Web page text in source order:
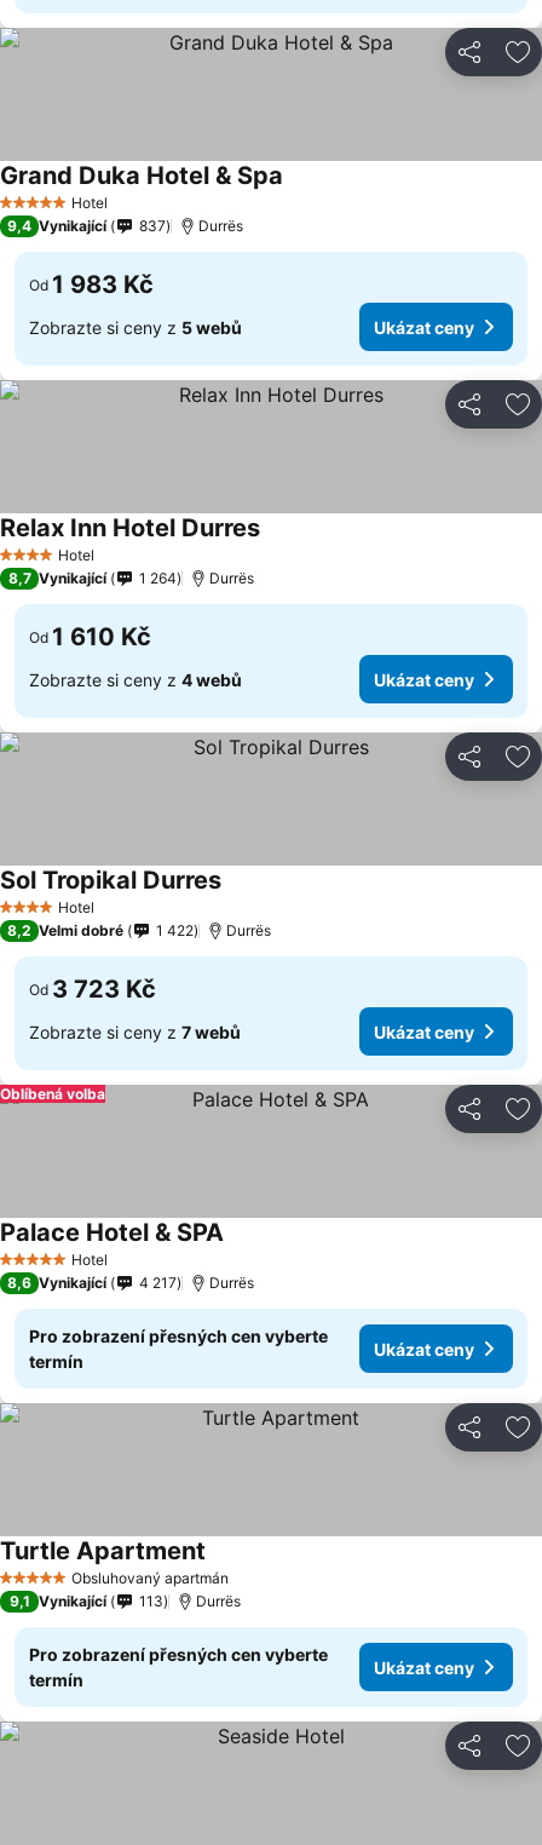
Sdílet
5 Počet hvězdiček
Hotel
Grand Duka Hotel & Spa
9,4 Vynikající 837 Durrës
Od 1 983 Kč
Zobrazte si ceny z 5 webů Ukázat ceny
Sdílet
4 Počet hvězdiček
Hotel
Relax Inn Hotel Durres
8,7 Vynikající 1 264 Durrës
Od 1 610 Kč
Zobrazte si ceny z 4 webů Ukázat ceny
Sdílet
4 Počet hvězdiček
Hotel
Sol Tropikal Durres
8,2 Velmi dobré 1 422 Durrës
Od 3 723 Kč
Zobrazte si ceny z 7 webů Ukázat ceny
Sdílet
Oblíbená volba
5 Počet hvězdiček
Hotel
Palace Hotel & SPA
8,6 Vynikající 4 217 Durrës
Pro zobrazení přesných cen vyberte
termín
Ukázat ceny
Sdílet
5 Počet hvězdičekObsluhovaný apartmán
Turtle Apartment
9,1 Vynikající 113 Durrës
Pro zobrazení přesných cen vyberte
termín
Ukázat ceny
Sdílet